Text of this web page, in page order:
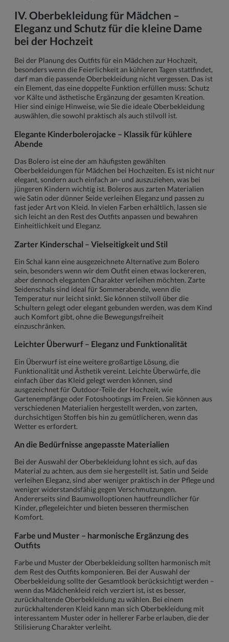
IV. Oberbekleidung für Mädchen –
Eleganz und Schutz für die kleine Dame
bei der Hochzeit
Bei der Planung des Outfits für ein Mädchen zur Hochzeit,
besonders wenn die Feierlichkeit an kühleren Tagen stattfindet,
darf man die passende Oberbekleidung nicht vergessen. Das ist
ein Element, das eine doppelte Funktion erfüllen muss: Schutz
vor Kälte und ästhetische Ergänzung der gesamten Kreation.
Hier sind einige Hinweise, wie Sie die ideale Oberbekleidung
auswählen, die sowohl praktisch als auch stilvoll ist.
Elegante Kinderbolerojacke – Klassik für kühlere
Abende
Das Bolero ist eine der am häufigsten gewählten
Oberbekleidungen für Mädchen bei Hochzeiten. Es ist nicht nur
elegant, sondern auch einfach an- und auszuziehen, was bei
jüngeren Kindern wichtig ist. Boleros aus zarten Materialien
wie Satin oder dünner Seide verleihen Eleganz und passen zu
fast jeder Art von Kleid. In vielen Farben erhältlich, lassen sie
sich leicht an den Rest des Outfits anpassen und bewahren
Einheitlichkeit und Eleganz.
Zarter Kinderschal – Vielseitigkeit und Stil
Ein Schal kann eine ausgezeichnete Alternative zum Bolero
sein, besonders wenn wir dem Outfit einen etwas lockereren,
aber dennoch eleganten Charakter verleihen möchten. Zarte
Seidenschals sind ideal für Sommerabende, wenn die
Temperatur nur leicht sinkt. Sie können stilvoll über die
Schultern gelegt oder elegant gebunden werden, was dem Kind
auch Komfort gibt, ohne die Bewegungsfreiheit
einzuschränken.
Leichter Überwurf – Eleganz und Funktionalität
Ein Überwurf ist eine weitere großartige Lösung, die
Funktionalität und Ästhetik vereint. Leichte Überwürfe, die
einfach über das Kleid gelegt werden können, sind
ausgezeichnet für Outdoor-Teile der Hochzeit, wie
Gartenempfänge oder Fotoshootings im Freien. Sie können aus
verschiedenen Materialien hergestellt werden, von zarten,
durchsichtigen Stoffen bis hin zu gemütlicheren, wenn das
Wetter es erfordert.
An die Bedürfnisse angepasste Materialien
Bei der Auswahl der Oberbekleidung lohnt es sich, auf das
Material zu achten, aus dem sie hergestellt ist. Satin und Seide
verleihen Eleganz, sind aber weniger praktisch in der Pflege und
weniger widerstandsfähig gegen Verschmutzungen.
Andererseits sind Baumwolloptionen hautfreundlicher für
Kinder, pflegeleichter und bieten besseren thermischen
Komfort.
Farbe und Muster – harmonische Ergänzung des
Outfits
Farbe und Muster der Oberbekleidung sollten harmonisch mit
dem Rest des Outfits komponieren. Bei der Auswahl der
Oberbekleidung sollte der Gesamtlook berücksichtigt werden –
wenn das Mädchenkleid reich verziert ist, ist es besser,
zurückhaltende Oberbekleidung zu wählen. Bei einem
zurückhaltenderen Kleid kann man sich Oberbekleidung mit
interessantem Muster oder in hellerer Farbe erlauben, die der
Stilisierung Charakter verleiht.